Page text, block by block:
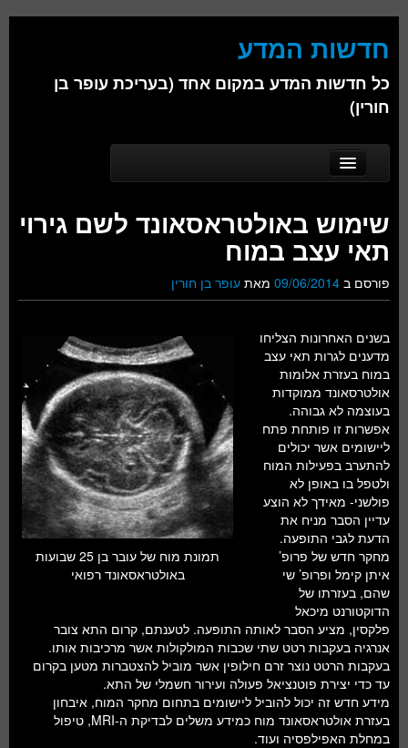
חדשות המדע
כל חדשות המדע במקום אחד (בעריכת עופר בן
חורין)
Main menu
Skip to primary content
Skip to secondary content
אודות
ביולוגיה
כימיה
פיזיקה
חברה
חלל ומדעי כדור הארץ
עתידנות
סקירות ספרים
טעימות מדע
שימוש באולטראסאונד לשם גירוי
תאי עצב במוח
פורסם ב 09/06/2014 מאת עופר בן חורין
תמונת מוח של עובר בן 25 שבועות
באולטראסאונד רפואי
בשנים האחרונות הצליחו
מדענים לגרות תאי עצב
במוח בעזרת אלומות
אולטרסאונד ממוקדות
בעוצמה לא גבוהה.
אפשרות זו פותחת פתח
ליישומים אשר יכולים
להתערב בפעילות המוח
ולטפל בו באופן לא
פולשני- מאידך לא הוצע
עדיין הסבר מניח את
הדעת לגבי התופעה.
מחקר חדש של פרופ’
איתן קימל ופרופ’ שי
שהם, בעזרתו של
הדוקטורנט מיכאל
פלקסין, מציע הסבר לאותה התופעה. לטענתם, קרום התא צובר
אנרגיה בעקבות רטט שתי שכבות המולקולות אשר מרכיבות אותו.
בעקבות הרטט נוצר זרם חילופין אשר מוביל להצטברות מטען בקרום
עד כדי יצירת פוטנציאל פעולה ועירור חשמלי של התא.
מידע חדש זה יכול להוביל ליישומים בתחום מחקר המוח, איבחון
בעזרת אולטראסאונד מוח כמידע משלים לבדיקת ה-MRI, טיפול
במחלת האפילפסיה ועוד.